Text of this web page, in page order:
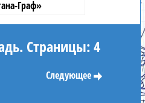
Граф»
Страницы: 4
Следующее